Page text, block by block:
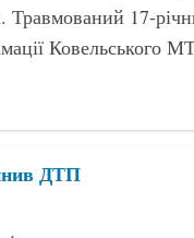
Травмований 17-
Ковельського
ДТП